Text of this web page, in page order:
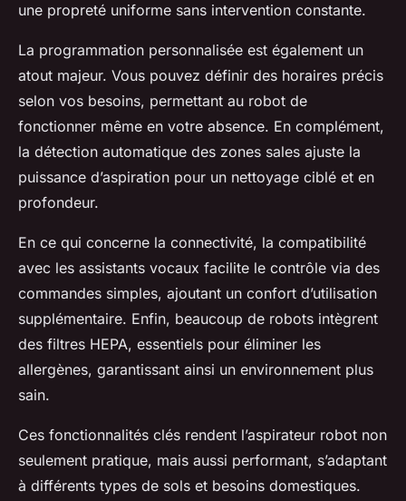
une propreté uniforme sans intervention constante.
La programmation personnalisée est également un
atout majeur. Vous pouvez définir des horaires précis
selon vos besoins, permettant au robot de
fonctionner même en votre absence. En complément,
la détection automatique des zones sales ajuste la
puissance d’aspiration pour un nettoyage ciblé et en
profondeur.
En ce qui concerne la connectivité, la compatibilité
avec les assistants vocaux facilite le contrôle via des
commandes simples, ajoutant un confort d’utilisation
supplémentaire. Enfin, beaucoup de robots intègrent
des filtres HEPA, essentiels pour éliminer les
allergènes, garantissant ainsi un environnement plus
sain.
Ces fonctionnalités clés rendent l’aspirateur robot non
seulement pratique, mais aussi performant, s’adaptant
à différents types de sols et besoins domestiques.